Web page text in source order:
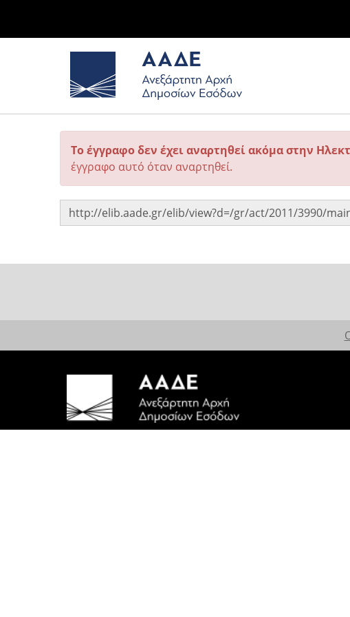
Το έγγραφο δεν έχει αναρτηθεί ακόμα στην
έγγραφο αυτό όταν αναρτηθεί.